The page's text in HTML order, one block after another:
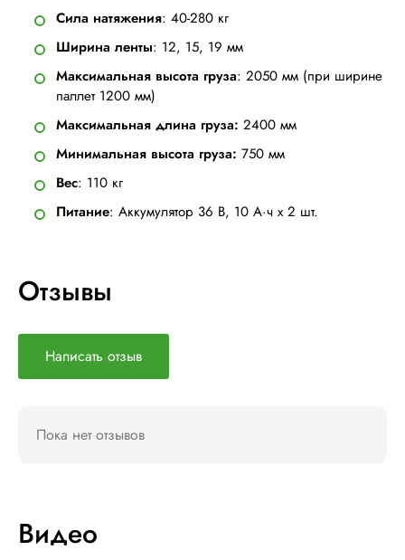
Сила натяжения: 40-280 кг
Ширина ленты: 12, 15, 19 мм
Максимальная высота груза: 2050 мм (при ширине
паллет 1200 мм)
Максимальная длина груза: 2400 мм
Минимальная высота груза: 750 мм
Вес: 110 кг
Питание: Аккумулятор 36 В, 10 А·ч х 2 шт.
Отзывы
Написать отзыв
Пока нет отзывов
Видео